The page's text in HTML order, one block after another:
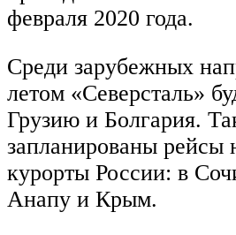
февраля 2020 года.
Среди зарубежных
летом «Северсталь»
Грузию и Болгария.
запланированы рейсы
курорты России: в
Анапу и Крым.